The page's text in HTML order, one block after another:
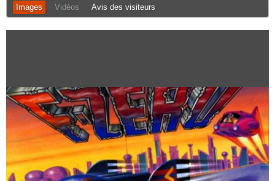
Images Vidéos Avis des visiteurs